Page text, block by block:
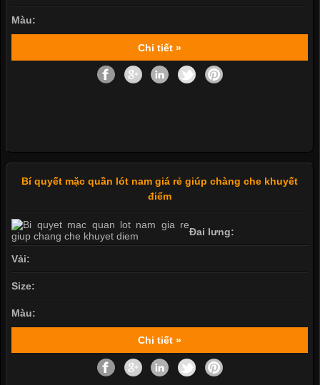
Màu:
Chi tiết »
Bí quyết mặc quần lót nam giá rẻ giúp chàng che khuyết
điểm
Đai lưng:
Vải:
Size:
Màu:
Chi tiết »